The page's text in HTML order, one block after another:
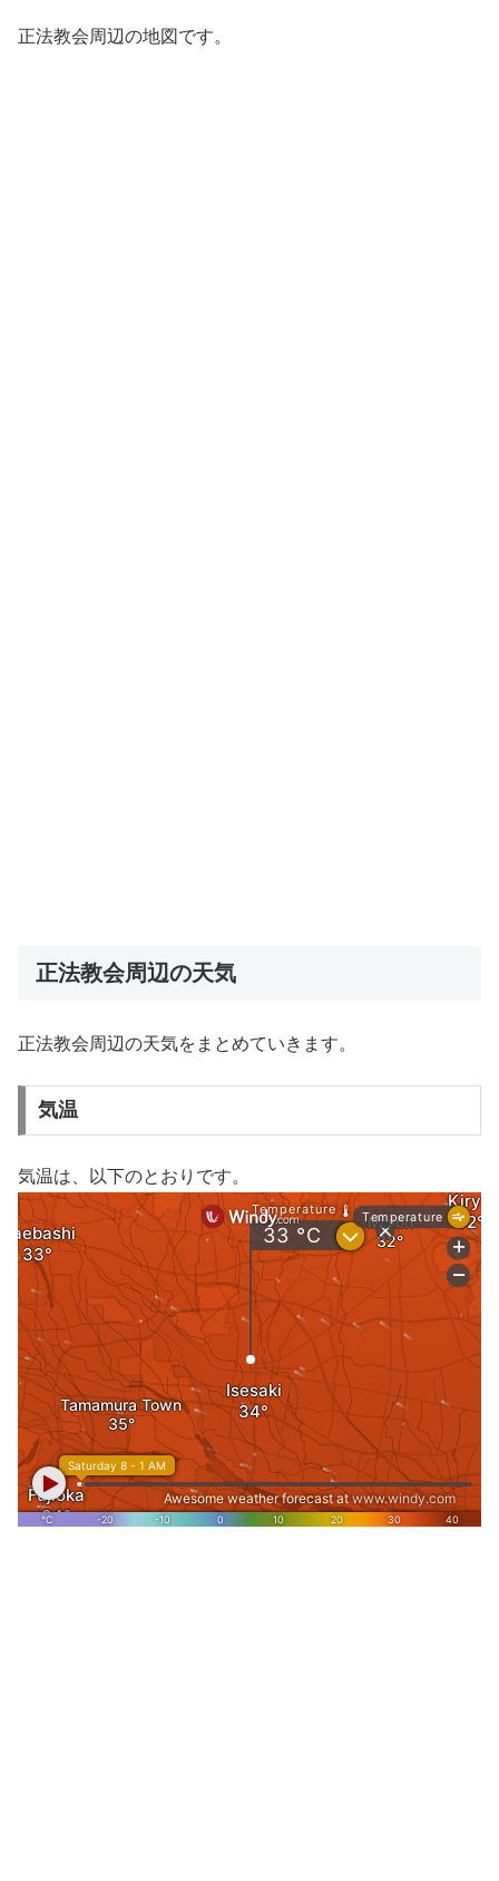
正法教会周辺の地図です。
正法教会周辺の天気
正法教会周辺の天気をまとめていきます。
気温
気温は、以下のとおりです。